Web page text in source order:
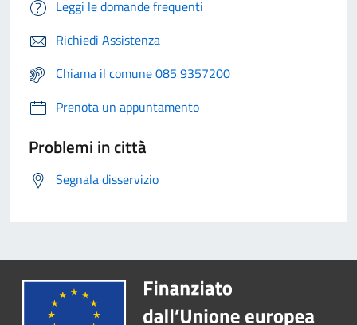
Leggi le domande frequenti
Richiedi Assistenza
Chiama il comune 085 9357200
Prenota un appuntamento
Problemi in città
Segnala disservizio